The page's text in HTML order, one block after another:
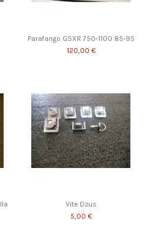
Parafango GSXR 750-1100 85-95
120,00 €
Vite Dzus
5,00 €